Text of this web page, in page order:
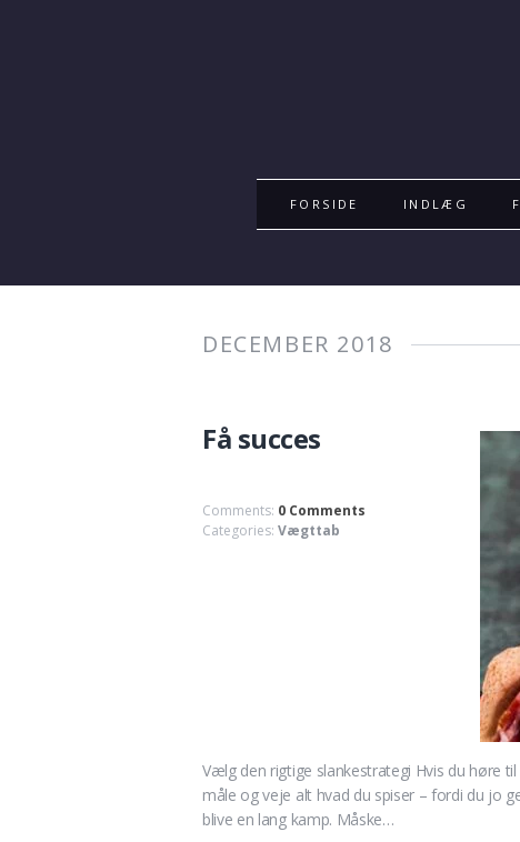
FORSIDE INDLÆG
DECEMBER 2018
Få succes
Comments: 0 Comments
Categories: Vægttab
Vælg den rigtige slankestrategi Hvis du høre
måle og veje alt hvad du spiser – fordi du jo
blive en lang kamp. Måske…